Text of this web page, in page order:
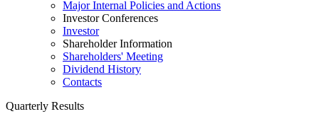
Major Internal Policies and Actions
Investor Conferences
Investor
Shareholder Information
Shareholders' Meeting
Dividend History
Contacts
Quarterly Results